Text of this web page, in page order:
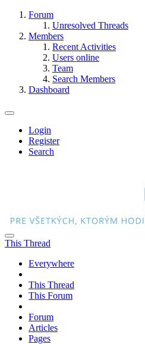
Forum
Unresolved Threads
Members
Recent Activities
Users online
Team
Search Members
Dashboard
Login
Register
Search
This Thread
Everywhere
This Thread
This Forum
Forum
Articles
Pages